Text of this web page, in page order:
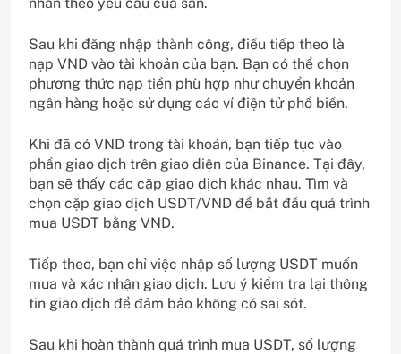
Sau khi đăng nhập thành công, điều tiếp theo là
nạp VND vào tài khoản của bạn. Bạn có thể chọn
phương thức nạp tiền phù hợp như chuyển khoản
ngân hàng hoặc sử dụng các ví điện tử phổ biến.
Khi đã có VND trong tài khoản, bạn tiếp tục vào
phần giao dịch trên giao diện của Binance. Tại đây,
bạn sẽ thấy các cặp giao dịch khác nhau. Tìm và
chọn cặp giao dịch USDT/VND để bắt đầu quá trình
mua USDT bằng VND.
Tiếp theo, bạn chỉ việc nhập số lượng USDT muốn
mua và xác nhận giao dịch. Lưu ý kiểm tra lại thông
tin giao dịch để đảm bảo không có sai sót.
Sau khi hoàn thành quá trình mua USDT, số lượng